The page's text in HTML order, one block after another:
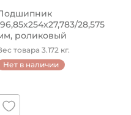
28,575
роликовый
конический
...
товара 3.172 кг.
Нет в наличии